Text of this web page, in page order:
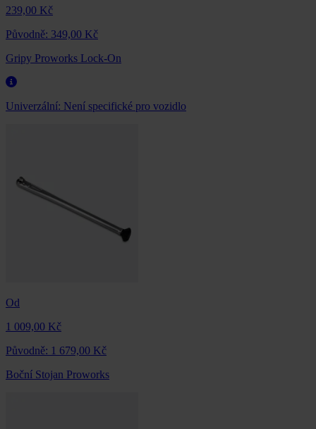
239,00 Kč
Původně: 349,00 Kč
Gripy Proworks Lock-On
Univerzální: Není specifické pro vozidlo
Od
1 009,00 Kč
Původně: 1 679,00 Kč
Boční Stojan Proworks